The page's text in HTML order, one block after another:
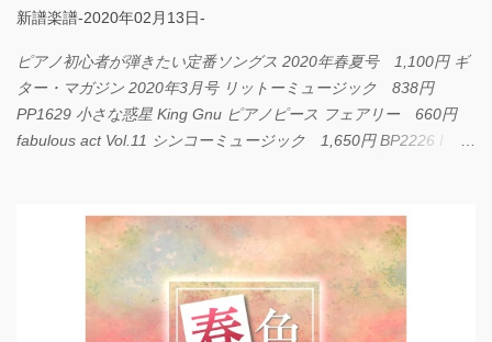
新譜楽譜-2020年02月13日-
ピアノ初心者が弾きたい定番ソングス 2020年春夏号 1,100円 ギ
ター・マガジン 2020年3月号 リットーミュージック 838円
PP1629 小さな惑星 King Gnu ピアノピース フェアリー 660円
fabulous act Vol.11 シンコーミュージック 1,650円 BP2226 I